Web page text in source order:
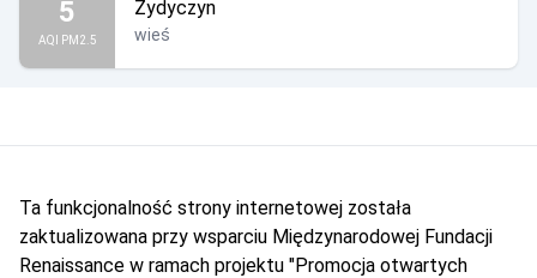
5
AQI PM2.5
Żydyczyn
wieś
Ta funkcjonalność strony internetowej została
zaktualizowana przy wsparciu Międzynarodowej Fundacji
Renaissance w ramach projektu "Promocja otwartych